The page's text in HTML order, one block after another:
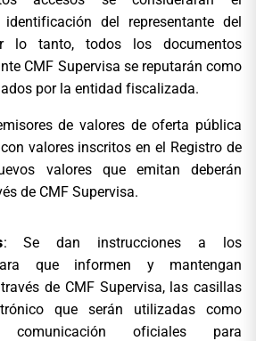
del representante del
lo tanto, todos los documentos
CMF Supervisa se reputarán como
por la entidad fiscalizada.
de valores de oferta pública
valores inscritos en el Registro de
valores que emitan deberán
de CMF Supervisa.
: Se dan instrucciones a los
que informen y mantengan
de CMF Supervisa, las casillas
que serán utilizadas como
oficiales para